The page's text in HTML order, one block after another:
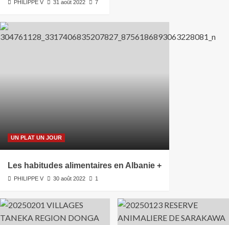
PHILIPPE V 31 août 2022 7
UN PLAT UN JOUR
Les habitudes alimentaires en Albanie +
PHILIPPE V 30 août 2022 1